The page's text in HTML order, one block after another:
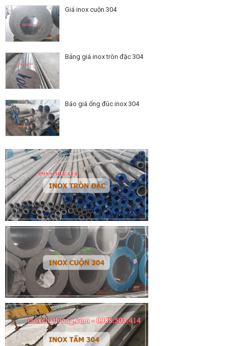
Giá inox cuộn 304
Bảng giá inox tròn đặc 304
Báo giá ống đúc inox 304